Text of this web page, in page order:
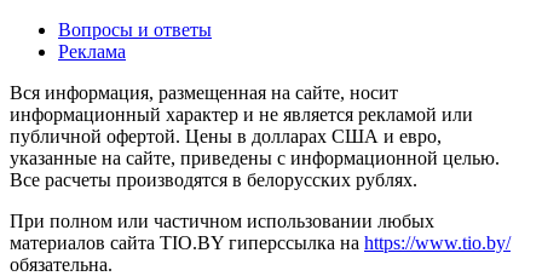
Вопросы и ответы
Реклама
Вся информация, размещенная на сайте, носит
информационный характер и не является рекламой или
публичной офертой. Цены в долларах США и евро,
указанные на сайте, приведены с информационной целью.
Все расчеты производятся в белорусских рублях.
При полном или частичном использовании любых
материалов сайта TIO.BY гиперссылка на https://www.tio.by/
обязательна.